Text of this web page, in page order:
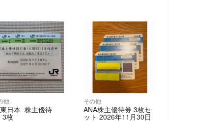
他
日本 株主優待
枚
その他
ANA株主優待券 3枚セ
ット 2026年11月30日